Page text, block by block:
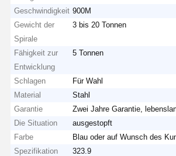
Geschwindigkeit 900M
Gewicht der
Spirale
3 bis 20 Tonnen
Fähigkeit zur
Entwicklung
5 Tonnen
Schlagen
Für Wahl
Material
Stahl
Garantie
Zwei Jahre Garantie,
Die Situation
ausgestopft
Farbe
Blau oder auf Wunsch des
Spezifikation
323.9